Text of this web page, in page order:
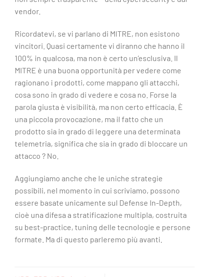
vendor.
Ricordatevi, se vi parlano di MITRE, non esistono
vincitori. Quasi certamente vi diranno che hanno il
100% in qualcosa, ma non è certo un’esclusiva. Il
MITRE è una buona opportunità per vedere come
ragionano i prodotti, come mappano gli attacchi,
cosa sono in grado di vedere e cosa no. Forse la
parola giusta è visibilità, ma non certo efficacia. È
una piccola provocazione, ma il fatto che un
prodotto sia in grado di leggere una determinata
telemetria, significa che sia in grado di bloccare un
attacco ? No.
Aggiungiamo anche che le uniche strategie
possibili, nel momento in cui scriviamo, possono
essere basate unicamente sul Defense In-Depth,
cioè una difesa a stratificazione multipla, costruita
su best-practice, tuning delle tecnologie e persone
formate. Ma di questo parleremo più avanti.